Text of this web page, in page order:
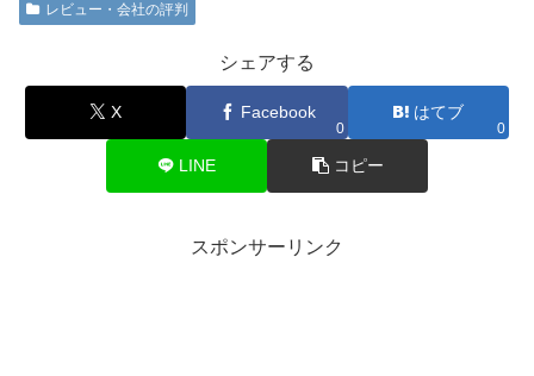
レビュー・会社の評判
シェアする
X Facebook
0
はてブ
0
LINE コピー
スポンサーリンク